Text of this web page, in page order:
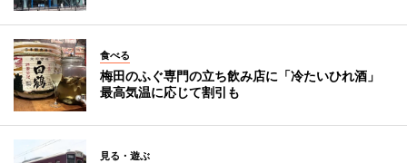
食べる
梅田のふぐ専門の立ち飲み店に「冷たいひれ酒」
最高気温に応じて割引も
見る・遊ぶ